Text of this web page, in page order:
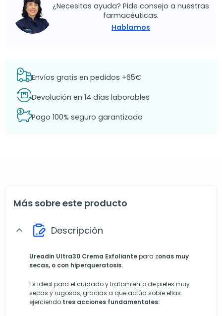
¿Necesitas ayuda? Pide consejo a nuestras
farmacéuticas.
Hablamos
Envíos gratis en pedidos +65€
Devolución en 14 días laborables
Pago 100% seguro garantizado
Más sobre este producto
expand_more Descripción
Ureadin Ultra30 Crema Exfoliantepara zonas muy
secas, o con hiperqueratosis.
Es ideal para el cuidado y tratamiento de pieles muy
secas y rugosas, gracias a que actúa sobre ellas
ejerciendo tres acciones fundamentales: